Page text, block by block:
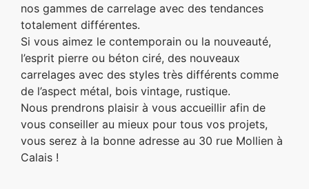
nos gammes de carrelage avec des tendances
totalement différentes.
Si vous aimez le contemporain ou la nouveauté,
l’esprit pierre ou béton ciré, des nouveaux
carrelages avec des styles très différents comme
de l’aspect métal, bois vintage, rustique.
Nous prendrons plaisir à vous accueillir afin de
vous conseiller au mieux pour tous vos projets,
vous serez à la bonne adresse au 30 rue Mollien à
Calais !